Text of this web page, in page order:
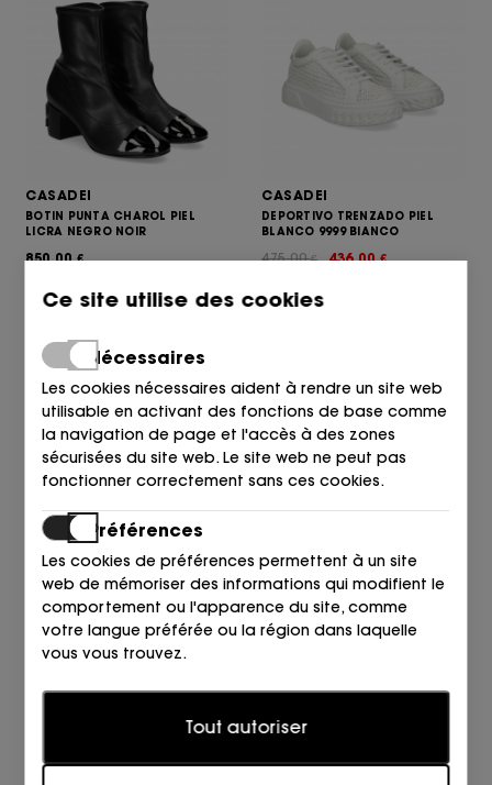
CASADEI
BOTIN PUNTA CHAROL PIEL
LICRA NEGRO NOIR
850,00€
CASADEI
DEPORTIVO TRENZADO PIEL
BLANCO 9999 BIANCO
436,00€
475,00€
CASADEI
PALA 2 HEBILLAS TRENZADA
CUERO 2804 NATUR
469,00€
575,00 €
CUERO 2804 NATUR
405,00€
495,00€
Ce site utilise des cookies
Nécessaires
Les cookies nécessaires aident à rendre un site web
utilisable en activant des fonctions de base comme
la navigation de page et l'accès à des zones
sécurisées du site web. Le site web ne peut pas
fonctionner correctement sans ces cookies.
Préférences
Les cookies de préférences permettent à un site
web de mémoriser des informations qui modifient le
comportement ou l'apparence du site, comme
votre langue préférée ou la région dans laquelle
vous vous trouvez.
Les cookies statistiques aident les propriétaires de
sites web à comprendre comment les visiteurs
Tout autoriser